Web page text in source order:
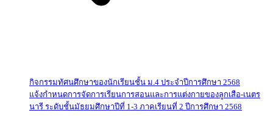
กิจกรรมทัศนศึกษาของนักเรียนชั้น ม.4 ประจำปีการศึกษา 2568
แจ้งกำหนดการจัดการเรียนการสอนและการแต่งกายของลูกเสือ-เนตร
นารี ระดับชั้นมัธยมศึกษาปีที่ 1-3 ภาคเรียนที่ 2 ปีการศึกษา 2568